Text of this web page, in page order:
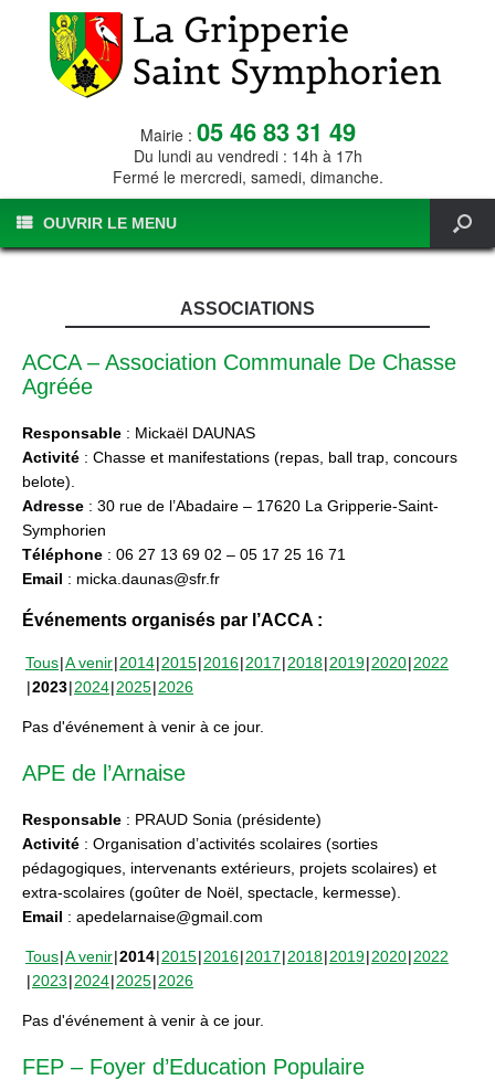
Mairie : 05 46 83 31 49
Du lundi au vendredi : 14h à 17h
Fermé le mercredi, samedi, dimanche.
OUVRIR LE MENU
ASSOCIATIONS
ACCA – Association Communale De Chasse
Agréée
Responsable : Mickaël DAUNAS
Activité : Chasse et manifestations (repas, ball trap, concours
belote).
Adresse : 30 rue de l’Abadaire – 17620 La Gripperie-Saint-
Symphorien
Téléphone : 06 27 13 69 02 – 05 17 25 16 71
Email : micka.daunas@sfr.fr
Événements organisés par l’ACCA :
Tous A venir 2014 2015 2016 2017 2018 2019 2020 2022
2023 2024 2025 2026
Pas d'événement à venir à ce jour.
APE de l’Arnaise
Responsable : PRAUD Sonia (présidente)
Activité : Organisation d’activités scolaires (sorties
pédagogiques, intervenants extérieurs, projets scolaires) et
extra-scolaires (goûter de Noël, spectacle, kermesse).
Email : apedelarnaise@gmail.com
Tous A venir 2014 2015 2016 2017 2018 2019 2020 2022
2023 2024 2025 2026
Pas d'événement à venir à ce jour.
FEP – Foyer d’Education Populaire